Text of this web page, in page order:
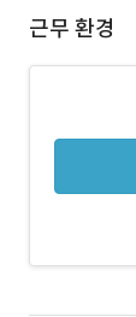
근무 환경